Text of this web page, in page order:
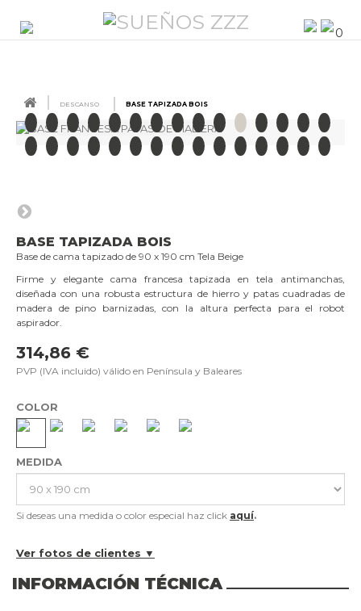
DESCANSO BASE TAPIZADA BOIS
BASE TAPIZADA BOIS
Base de cama tapizado de 90 x 190 cm Tela Beige
Firme y elegante cama francesa tapizada en tela antimanchas,
diseñada con una robusta estructura de hierro y patas cuadradas de
madera de pino barnizadas, con la altura perfecta para el robot
aspirador.
314,86 €
PVP (IVA incluido) válido en Península y Baleares
COLOR
MEDIDA
Si deseas una medida o color especial haz click aquí.
Ver fotos de clientes ▼
INFORMACIÓN TÉCNICA
0